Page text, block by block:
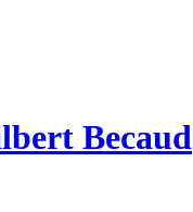
Becaud